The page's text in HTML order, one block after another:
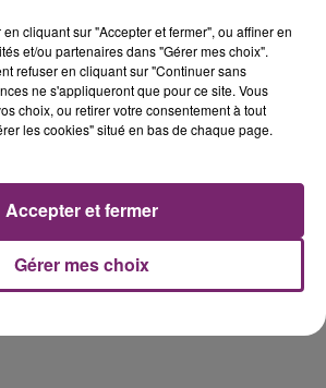
de Frelinghien !
cliquant sur "Accepter et fermer", ou affiner en
et/ou partenaires dans "Gérer mes choix".
refuser en cliquant sur "Continuer sans
ne s'appliqueront que pour ce site. Vous
choix, ou retirer votre consentement à tout
les cookies" situé en bas de chaque page.
Gérer mes choix
Accepter et fermer